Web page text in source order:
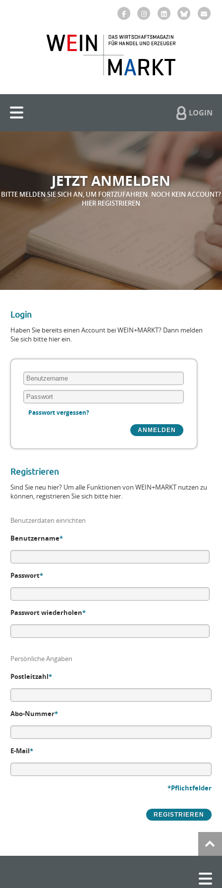
LOGIN
JETZT ANMELDEN
BITTE MELDEN SIE SICH AN, UM FORTZUFAHREN. NOCH KEIN ACCOUNT?
HIER REGISTRIEREN
Login
Haben Sie bereits einen Account bei WEIN+MARKT? Dann melden
Sie sich bitte hier ein.
Passwort vergessen?
Registrieren
Sind Sie neu hier? Um alle Funktionen von WEIN+MARKT nutzen zu
können, registrieren Sie sich bitte hier.
Benutzerdaten einrichten
Benutzername*
Passwort*
Passwort wiederholen*
Persönliche Angaben
Postleitzahl*
Abo-Nummer*
E-Mail*
*Pflichtfelder